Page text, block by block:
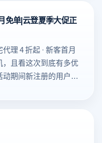
能充云币享受服务，
么？9月11日-9月13
云币，把大奖带回家
6.17-6.19- 环境/成员
内动态代理全场8折-
折：购买时长3个月再
7折。（注：云平台不
利，932元大礼包免费
进行企业认证。惊喜
免单|云登夏季大促正
理 4 折起 · 新客首月
且看这次到底有多优
期间新注册的用户，
新老用户，只要活动